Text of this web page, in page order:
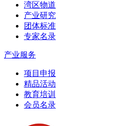
湾区物道
产业研究
团体标准
专家名录
产业服务
项目申报
精品活动
教育培训
会员名录